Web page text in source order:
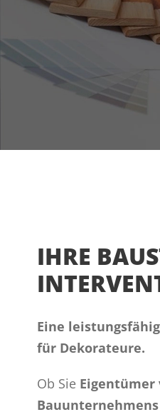
IHRE
Eine
für Dekorateure.
Ob Sie Eigentümer
Bauunternehmens